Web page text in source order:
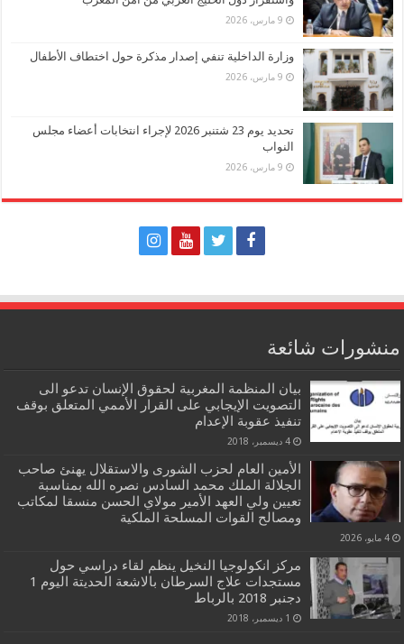
9 مارس، 2026
وزارة الداخلية تنفي إصدار مذكرة حول اختطاف الأطفال
9 مارس، 2026
تحديد يوم 23 شتنبر 2026 لإجراء انتخابات أعضاء مجلس
النواب
9 مارس، 2026
منشورات شائعة
بيان المنظمة المغربية لحقوق الإنسان تدعو الى
التصويت الإيجابي على القرار الأممي المتعلق بوقف
تنفيذ عقوبة الإعدام
4 ديسمبر، 2018
الأمين العام لحزب الشورى والاستقلال يهنئ صاحب
الجلالة الملك محمد السادس نصره الله بمناسبة
تعيين ولي العهد الأمير مولاي الحسن منسقا لمكاتب
ومصالح القوات المسلحة الملكية
4 مايو، 2026
مركز انكولوجيا النخيل ينظم لقاء دراسي حول
مستجدات علاج السرطان بالاشعة الحديتة اليوم 1
دجنبر 2018 بالرباط
1 ديسمبر، 2018